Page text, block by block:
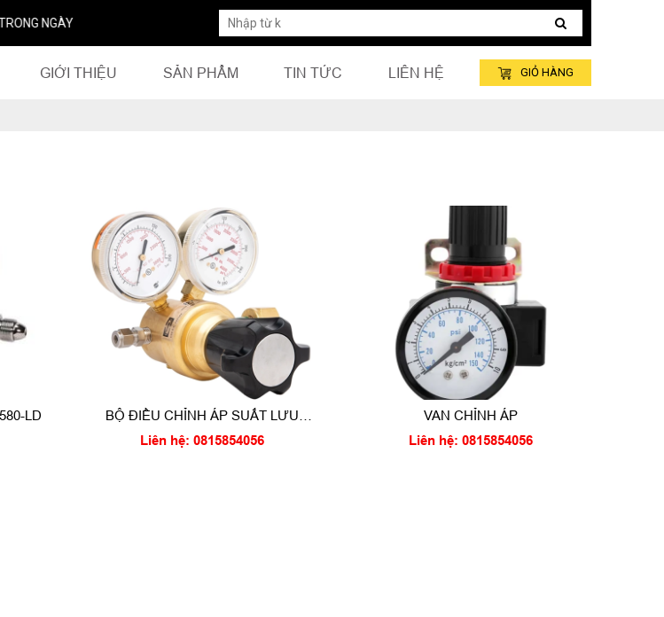
NGÀY
GIỚI THIỆU SẢN PHẨM TIN TỨC LIÊN HỆ GIỎ HÀNG
LD
BỘ ĐIỀU CHỈNH ÁP SUẤT LƯU
LƯỢNG CAO - CGA-8700
Liên hệ: 0815854056
VAN CHỈNH ÁP
Liên hệ: 0815854056
ĐĂNG KÝ TƯ VẤN